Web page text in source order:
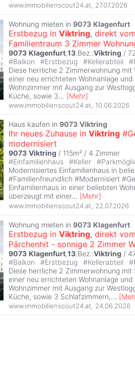
www.immobilienscout24.at 27.07.2026
Wohnung mieten in 9073 Klagenfurt
Erstbezug in Viktring, direkt
Familientraum 3 Zimmer
9073 Klagenfurt,13.Bez.:Viktring /
#Balkon #Erstbezug #Kellerabteil #
Diese herrliche 2 Zimmerwohnung
einer neu errichteten Wohnanlage
Wohnzimmer mit Ausgang zur
Küche, sowie 3... [Mehr]
www.immobilienscout24.at 10.06.2026
Haus kaufen in 9073 Viktring
Ihr neues Zuhause in Viktring
modernisiert
9073 Viktring / 115m² / 4 Zimmer
#Einfamilienhaus #Keller #
Modernisiertes Einfamilienhaus in
#Familienfreundlich #Modernisiert
Einfamilienhaus in einer beliebten
überzeugt mit einer... [Mehr]
www.immobilienscout24.at 22.07.2026
Wohnung mieten in 9073 Klagenfurt
Erstbezug in Viktring, direkt
Pärchenhit - sonnige 2 Zimmer
9073 Klagenfurt,13.Bez.:Viktring /
#Balkon #Erstbezug #Kellerabteil #
Diese herrliche 2 Zimmerwohnung
einer neu errichteten Wohnanlage
Wohnzimmer mit Ausgang zur
Küche, sowie 3 Schlafzimmern,... [
www.immobilienscout24.at, 24.06.2026